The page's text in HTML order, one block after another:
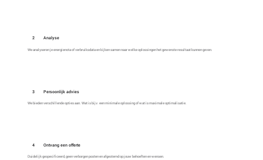
2 Analyse
We analyseren je energienota of verbruiksdata en kijken samen naar welke oplossingen het gewenste resultaat kunnen geven.
3 Persoonlijk advies
We bieden verschillende opties aan. Wat is bijv. een minimale oplossing of wat is maximale optimalisatie.
4 Ontvang een offerte
Duidelijk gespecificeerd, geen verborgen posten en afgestemd op jouw behoeften en wensen.